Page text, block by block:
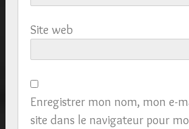
Site web
Enregistrer mon nom, mon e-
site dans le navigateur pour